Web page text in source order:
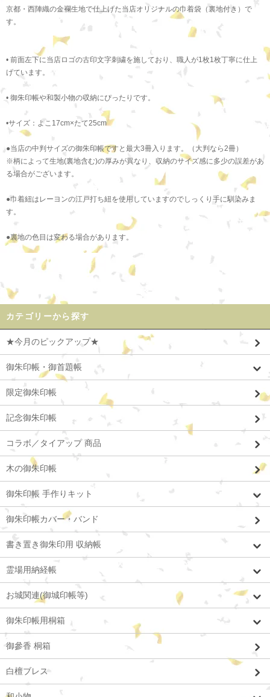
京都・西陣織の金襴生地で仕上げた当店オリジナルの巾着袋（裏地付き）で
す。
• 前面左下に当店ロゴの古印文字刺繍を施しており、職人が1枚1枚丁寧に仕上
げています。
• 御朱印帳や和製小物の収納にぴったりです。
•サイズ：よこ17cm×たて25cm
●当店の中判サイズの御朱印帳ですと最大3冊入ります。（大判なら2冊）
※柄によって生地(裏地含む)の厚みが異なり、収納のサイズ感に多少の誤差があ
る場合がございます。
●巾着紐はレーヨンの江戸打ち紐を使用していますのでしっくり手に馴染みま
す。
●裏地の色目は変わる場合があります。
カテゴリーから探す
★今月のピックアップ★
御朱印帳・御首題帳
限定御朱印帳
記念御朱印帳
コラボ／タイアップ 商品
木の御朱印帳
御朱印帳 手作りキット
御朱印帳カバー・バンド
書き置き御朱印用 収納帳
霊場用納経帳
お城関連(御城印帳等)
御朱印帳用桐箱
御參香 桐箱
白檀ブレス